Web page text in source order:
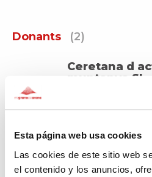
Esta página web usa cookies
Las cookies de este sitio web
el contenido y los anuncios,
Donants (2)
Ceretana d
muntanya SL
Anònim